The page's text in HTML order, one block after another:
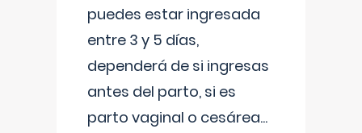
puedes estar ingresada
entre 3 y 5 días,
dependerá de si ingresas
antes del parto, si es
parto vaginal o cesárea...